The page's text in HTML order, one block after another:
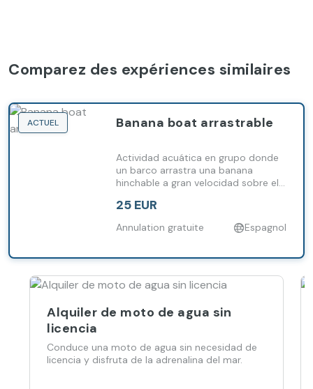
Comparez des expériences similaires
ACTUEL Banana boat arrastrable
Actividad acuática en grupo donde
un barco arrastra una banana
hinchable a gran velocidad sobre el
25 EUR
Annulation gratuite Espagnol
Alquiler de moto de agua sin
licencia
Conduce una moto de agua sin necesidad de
licencia y disfruta de la adrenalina del mar.